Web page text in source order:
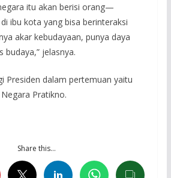
itu akan berisi orang—
ibu kota yang bisa berinteraksi
akar kebudayaan, punya daya
budaya,” jelasnya.
Presiden dalam pertemuan yaitu
Pratikno.
Share this…